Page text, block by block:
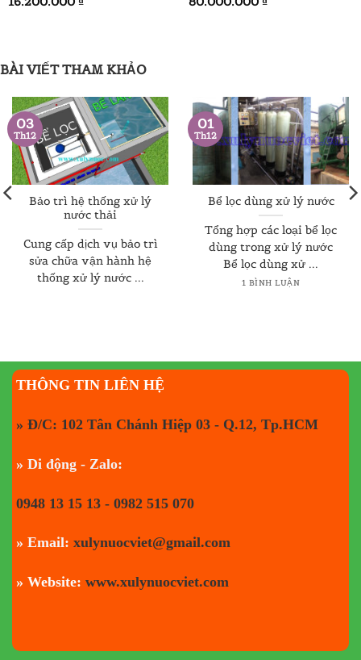
BÀI VIẾT THAM KHẢO
Bảo trì hệ thống xử lý
nước thải
Cung cấp dịch vụ bảo trì
sửa chữa vận hành hệ
thống xử lý nước ...
03
Th12
Bể lọc dùng xử lý nước
Tổng hợp các loại bể lọc
dùng trong xử lý nước
Bể lọc dùng xử ...
1 BÌNH LUẬN
01
Th12
THÔNG TIN LIÊN HỆ
» Đ/C: 102 Tân Chánh Hiệp 03 - Q.12, Tp.HCM
» Di động - Zalo:
0948 13 15 13 - 0982 515 070
» Email: xulynuocviet@gmail.com
» Website: www.xulynuocviet.com